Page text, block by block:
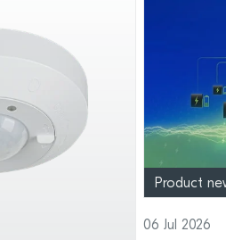
Product
06 Jul 2026